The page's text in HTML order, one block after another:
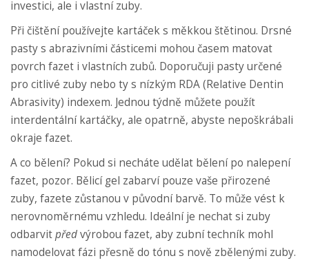
investici, ale i vlastní zuby.
Při čištění používejte kartáček s měkkou štětinou. Drsné
pasty s abrazivními částicemi mohou časem matovat
povrch fazet i vlastních zubů. Doporučuji pasty určené
pro citlivé zuby nebo ty s nízkým RDA (Relative Dentin
Abrasivity) indexem. Jednou týdně můžete použít
interdentální kartáčky, ale opatrně, abyste nepoškrábali
okraje fazet.
A co bělení? Pokud si necháte udělat bělení po nalepení
fazet, pozor. Bělicí gel zabarví pouze vaše přirozené
zuby, fazete zůstanou v původní barvě. To může vést k
nerovnoměrnému vzhledu. Ideální je nechat si zuby
odbarvitpředvýrobou fazet, aby zubní techník mohl
namodelovat fázi přesně do tónu s nově zbělenými zuby.